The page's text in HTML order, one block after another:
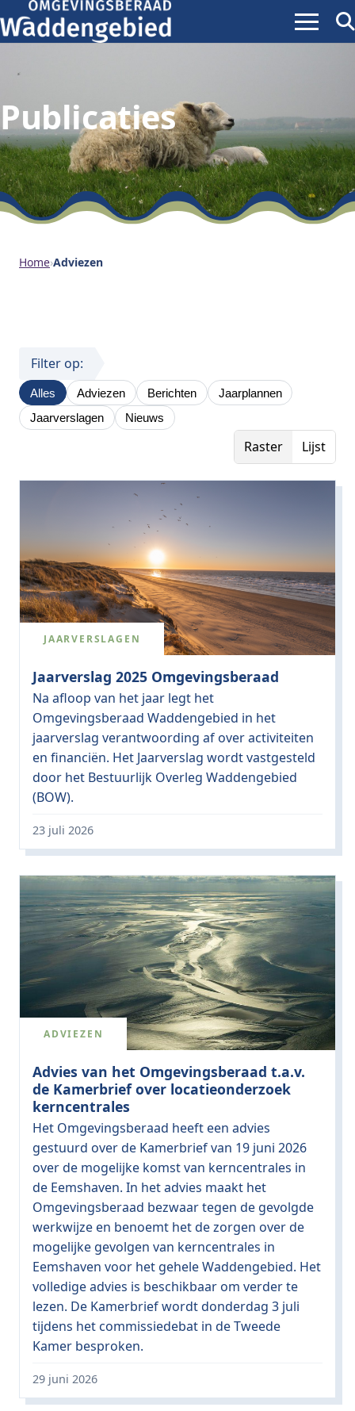
Menu
Publicaties
Home›Adviezen
Filter op:
Alles Adviezen Berichten
Jaarplannen
Jaarverslagen
Nieuws
Raster Lijst
JAARVERSLAGEN
Jaarverslag 2025 Omgevingsberaad
Na afloop van het jaar legt het
Omgevingsberaad Waddengebied in het
jaarverslag verantwoording af over activiteiten
en financiën. Het Jaarverslag wordt vastgesteld
door het Bestuurlijk Overleg Waddengebied
(BOW).
23 juli 2026
ADVIEZEN
Advies van het Omgevingsberaad t.a.v.
de Kamerbrief over locatieonderzoek
kerncentrales
Het Omgevingsberaad heeft een advies
gestuurd over de Kamerbrief van 19 juni 2026
over de mogelijke komst van kerncentrales in
de Eemshaven. In het advies maakt het
Omgevingsberaad bezwaar tegen de gevolgde
werkwijze en benoemt het de zorgen over de
mogelijke gevolgen van kerncentrales in
Eemshaven voor het gehele Waddengebied. Het
volledige advies is beschikbaar om verder te
lezen. De Kamerbrief wordt donderdag 3 juli
tijdens het commissiedebat in de Tweede
Kamer besproken.
29 juni 2026